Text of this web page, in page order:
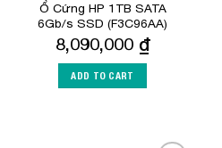
Ổ Cứng HP 1TB SATA
6Gb/s SSD (F3C96AA)
8,090,000 ₫
ADD TO CART